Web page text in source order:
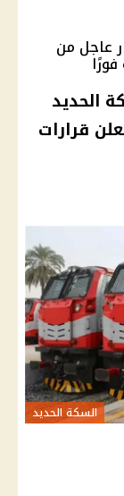
بقرار عاجل من
الحديد
قرارات
السكة الحديد